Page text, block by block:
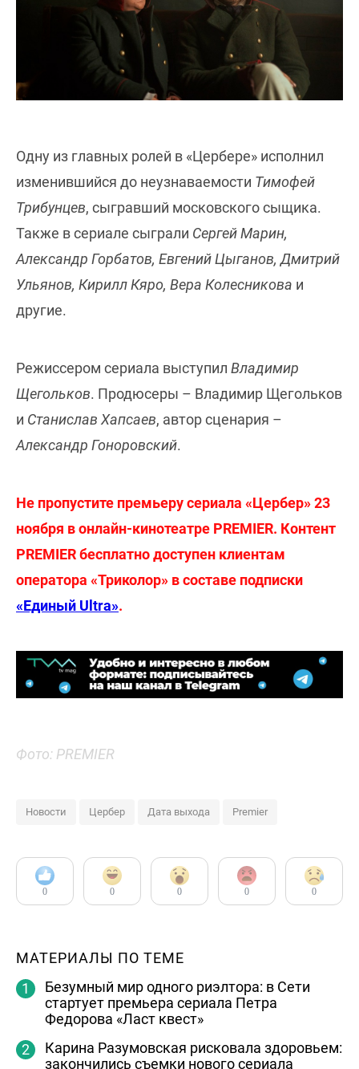
Одну из главных ролей в «Цербере» исполнил
изменившийся до неузнаваемости Тимофей
Трибунцев, сыгравший московского сыщика.
Также в сериале сыграли Сергей Марин,
Александр Горбатов, Евгений Цыганов, Дмитрий
Ульянов, Кирилл Кяро, Вера Колесникова и
другие.
Режиссером сериала выступил Владимир
Щегольков. Продюсеры – Владимир Щегольков
и Станислав Хапсаев, автор сценария –
Александр Гоноровский.
Не пропустите премьеру сериала «Цербер» 23
ноября в онлайн-кинотеатре PREMIER. Контент
PREMIER бесплатно доступен клиентам
оператора «Триколор» в составе подписки
«Единый Ultra».
Фото: PREMIER
Новости Цербер Дата выхода Premier
0 0 0 0 0
МАТЕРИАЛЫ ПО ТЕМЕ
Безумный мир одного риэлтора: в Сети
стартует премьера сериала Петра
Федорова «Ласт квест»
Карина Разумовская рисковала здоровьем:
закончились съемки нового сериала